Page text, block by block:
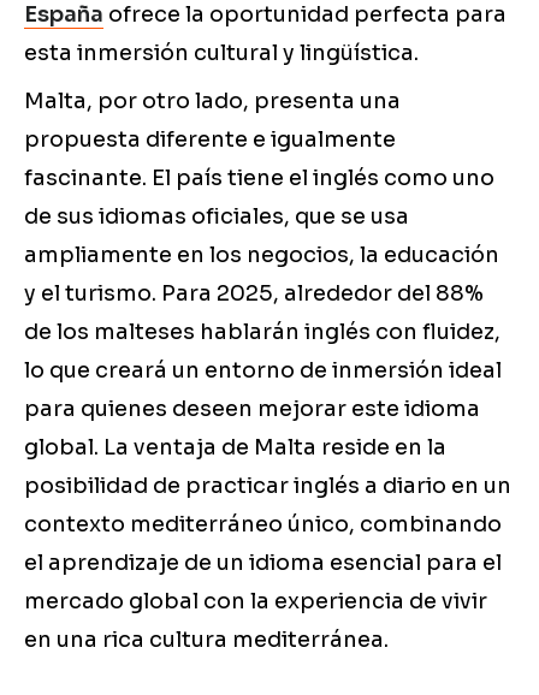
España ofrece la oportunidad perfecta para
esta inmersión cultural y lingüística.
Malta, por otro lado, presenta una
propuesta diferente e igualmente
fascinante. El país tiene el inglés como uno
de sus idiomas oficiales, que se usa
ampliamente en los negocios, la educación
y el turismo. Para 2025, alrededor del 88%
de los malteses hablarán inglés con fluidez,
lo que creará un entorno de inmersión ideal
para quienes deseen mejorar este idioma
global. La ventaja de Malta reside en la
posibilidad de practicar inglés a diario en un
contexto mediterráneo único, combinando
el aprendizaje de un idioma esencial para el
mercado global con la experiencia de vivir
en una rica cultura mediterránea.